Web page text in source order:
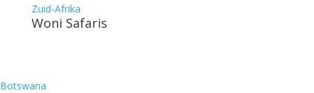
Zuid-Afrika
Woni Safaris
Botswana